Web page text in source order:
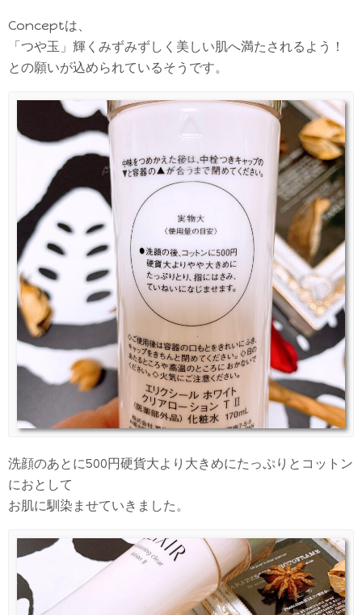
Conceptは、
「つや玉」輝くみずみずしく美しい肌へ満たされるよう！
との願いが込められているそうです。
洗顔のあとに500円硬貨大より大きめにたっぷりとコットン
におとして
お肌に馴染ませていきました。